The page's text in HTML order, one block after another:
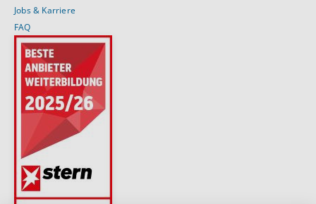
Jobs & Karriere
FAQ